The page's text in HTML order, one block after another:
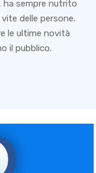
ha sempre nutrito
delle persone.
le ultime novità
il pubblico.